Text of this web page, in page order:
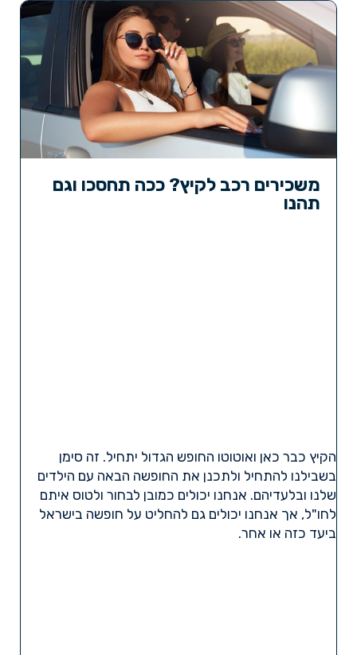
משכירים רכב לקיץ? ככה תחסכו וגם
תהנו
הקיץ כבר כאן ואוטוטו החופש הגדול יתחיל. זה סימן
בשבילנו להתחיל ולתכנן את החופשה הבאה עם הילדים
שלנו ובלעדיהם. אנחנו יכולים כמובן לבחור ולטוס איתם
לחו"ל, אך אנחנו יכולים גם להחליט על חופשה בישראל
ביעד כזה או אחר.